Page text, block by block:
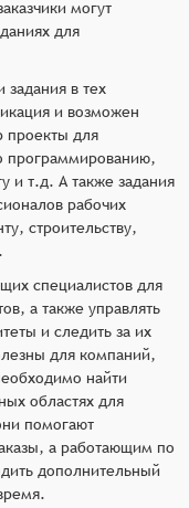
могут
для
в тех
и возможен
проекты для
программированию,
и т.д. А также задания
рабочих
строительству,
специалистов для
а также управлять
и следить за их
для компаний,
найти
областях для
помогают
а работающим по
дополнительный